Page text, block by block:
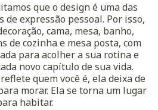
que o design é uma das
expressão pessoal. Por isso,
cama, mesa, banho,
de cozinha e mesa posta, com
para acolher a sua rotina e
novo capítulo de sua vida.
quem você é, ela deixa de
morar. Ela se torna um lugar
habitar.